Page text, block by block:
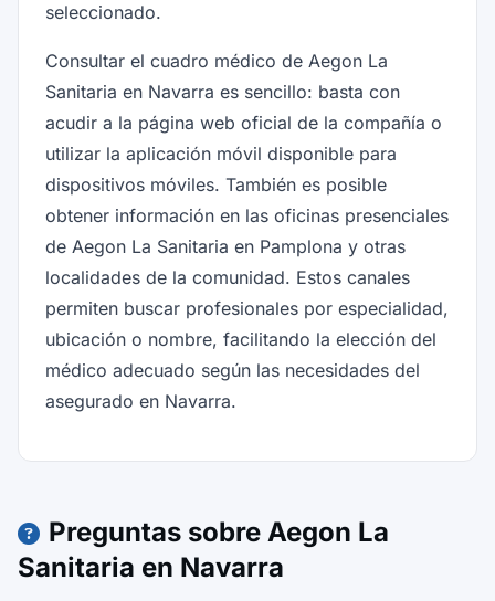
seleccionado.
Consultar el cuadro médico de Aegon La
Sanitaria en Navarra es sencillo: basta con
acudir a la página web oficial de la compañía o
utilizar la aplicación móvil disponible para
dispositivos móviles. También es posible
obtener información en las oficinas presenciales
de Aegon La Sanitaria en Pamplona y otras
localidades de la comunidad. Estos canales
permiten buscar profesionales por especialidad,
ubicación o nombre, facilitando la elección del
médico adecuado según las necesidades del
asegurado en Navarra.
Preguntas sobre Aegon La
Sanitaria en Navarra